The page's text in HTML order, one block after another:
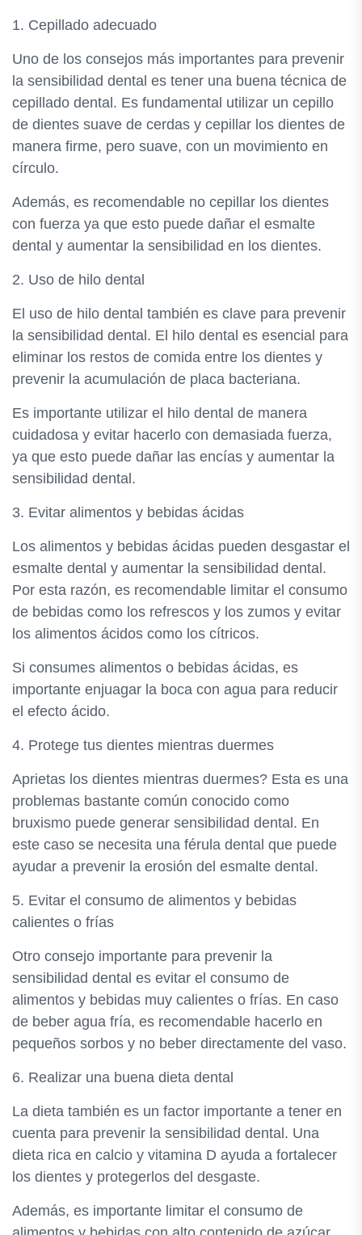
1. Cepillado adecuado
Uno de los consejos más importantes para prevenir
la sensibilidad dental es tener una buena técnica de
cepillado dental. Es fundamental utilizar un cepillo
de dientes suave de cerdas y cepillar los dientes de
manera firme, pero suave, con un movimiento en
círculo.
Además, es recomendable no cepillar los dientes
con fuerza ya que esto puede dañar el esmalte
dental y aumentar la sensibilidad en los dientes.
2. Uso de hilo dental
El uso de hilo dental también es clave para prevenir
la sensibilidad dental. El hilo dental es esencial para
eliminar los restos de comida entre los dientes y
prevenir la acumulación de placa bacteriana.
Es importante utilizar el hilo dental de manera
cuidadosa y evitar hacerlo con demasiada fuerza,
ya que esto puede dañar las encías y aumentar la
sensibilidad dental.
3. Evitar alimentos y bebidas ácidas
Los alimentos y bebidas ácidas pueden desgastar el
esmalte dental y aumentar la sensibilidad dental.
Por esta razón, es recomendable limitar el consumo
de bebidas como los refrescos y los zumos y evitar
los alimentos ácidos como los cítricos.
Si consumes alimentos o bebidas ácidas, es
importante enjuagar la boca con agua para reducir
el efecto ácido.
4. Protege tus dientes mientras duermes
Aprietas los dientes mientras duermes? Esta es una
problemas bastante común conocido como
bruxismo puede generar sensibilidad dental. En
este caso se necesita una férula dental que puede
ayudar a prevenir la erosión del esmalte dental.
5. Evitar el consumo de alimentos y bebidas
calientes o frías
Otro consejo importante para prevenir la
sensibilidad dental es evitar el consumo de
alimentos y bebidas muy calientes o frías. En caso
de beber agua fría, es recomendable hacerlo en
pequeños sorbos y no beber directamente del vaso.
6. Realizar una buena dieta dental
La dieta también es un factor importante a tener en
cuenta para prevenir la sensibilidad dental. Una
dieta rica en calcio y vitamina D ayuda a fortalecer
los dientes y protegerlos del desgaste.
Además, es importante limitar el consumo de